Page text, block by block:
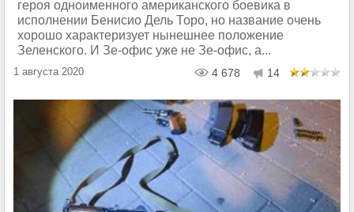
героя одноименного американского боевика в
исполнении Бенисио Дель Торо, но название очень
хорошо характеризует нынешнее положение
Зеленского. И Зе-офис уже не Зе-офис, а...
1 августа 2020 4 678 14